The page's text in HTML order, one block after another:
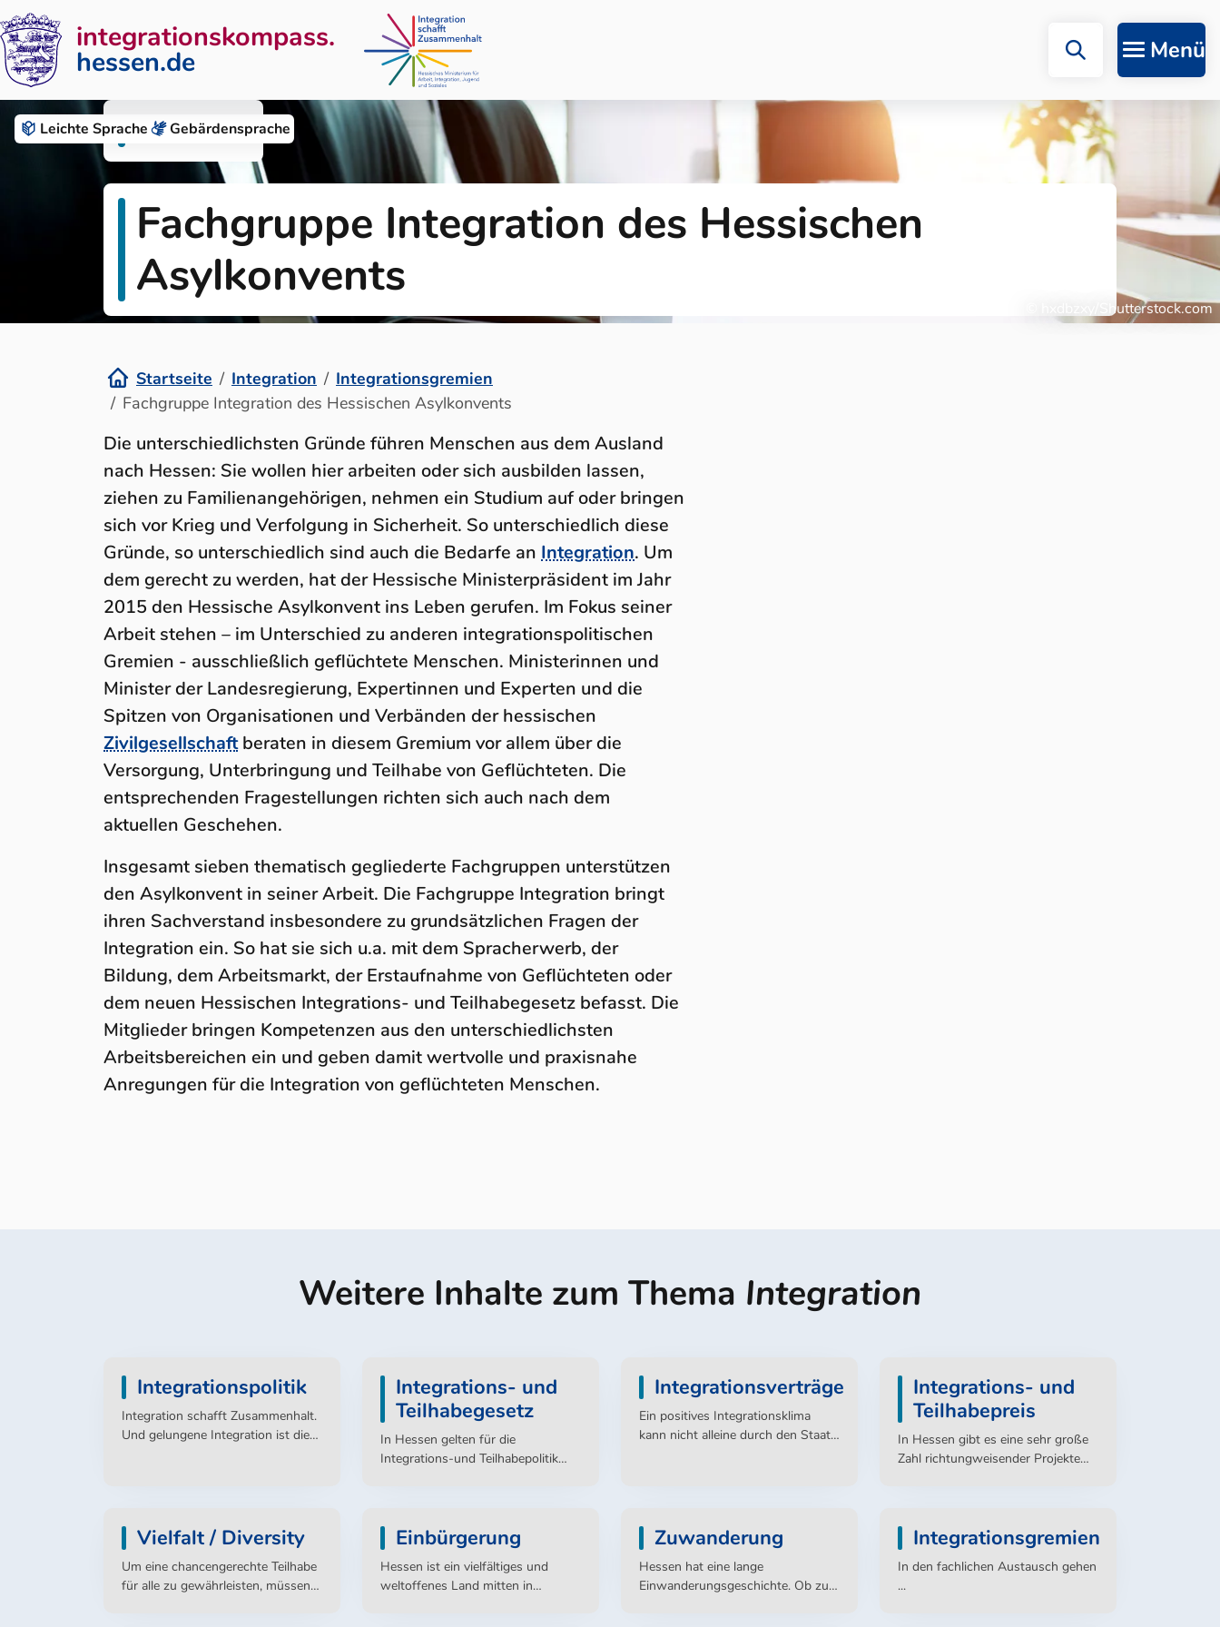
Leichte Sprache Gebärden­sprache
Zum Inhalt springen
integrationskompass.
hessen.de Menü
Integration
Fachgruppe Integration des Hessischen
Asylkonvents
© hxdbzxy/Shutterstock.com
Startseite Integration
Integrationsgremien
Fachgruppe Integration des Hessischen Asylkonvents
Fachgruppe Integration des Hessischen Asylkonvents
Die unterschiedlichsten Gründe führen Menschen aus dem Ausland
nach Hessen: Sie wollen hier arbeiten oder sich ausbilden lassen,
ziehen zu Familienangehörigen, nehmen ein Studium auf oder bringen
sich vor Krieg und Verfolgung in Sicherheit. So unterschiedlich diese
Gründe, so unterschiedlich sind auch die Bedarfe an Integration. Um
dem gerecht zu werden, hat der Hessische Ministerpräsident im Jahr
2015 den Hessische Asylkonvent ins Leben gerufen. Im Fokus seiner
Arbeit stehen – im Unterschied zu anderen integrationspolitischen
Gremien - ausschließlich geflüchtete Menschen. Ministerinnen und
Minister der Landesregierung, Expertinnen und Experten und die
Spitzen von Organisationen und Verbänden der hessischen
Zivilgesellschaftberaten in diesem Gremium vor allem über die
Versorgung, Unterbringung und Teilhabe von Geflüchteten. Die
entsprechenden Fragestellungen richten sich auch nach dem
aktuellen Geschehen.
Insgesamt sieben thematisch gegliederte Fachgruppen unterstützen
den Asylkonvent in seiner Arbeit. Die Fachgruppe Integration bringt
ihren Sachverstand insbesondere zu grundsätzlichen Fragen der
Integration ein. So hat sie sich u.a. mit dem Spracherwerb, der
Bildung, dem Arbeitsmarkt, der Erstaufnahme von Geflüchteten oder
dem neuen Hessischen Integrations- und Teilhabegesetz befasst. Die
Mitglieder bringen Kompetenzen aus den unterschiedlichsten
Arbeitsbereichen ein und geben damit wertvolle und praxisnahe
Anregungen für die Integration von geflüchteten Menschen.
Weitere Inhalte zum Thema Integration
Integrationspolitik
Integration schafft Zusammenhalt.
Und gelungene Integration ist die
Integrations- und
Teilhabegesetz
In Hessen gelten für die
Integrations-und Teilhabepolitik
Integrationsverträge
Ein positives Integrationsklima
kann nicht alleine durch den Staat
Hessische Landesregierung
Integrationsverträge mit
zivilgesellschaftlichen Partnern zu
aktuellen integrationspolitischen
Integrations- und
Teilhabepreis
In Hessen gibt es eine sehr große
Zahl richtungweisender Projekte
einmal jährlich den Hessischen
Integrationspreis. Sie prämiert
damit Maßnahmen, die durch
herausragendes Engagement die
Vielfalt / Diversity
Um eine chancengerechte Teilhabe
für alle zu gewährleisten, müssen
Einbürgerung
Hessen ist ein vielfältiges und
weltoffenes Land mitten in
Zuwanderung
Hessen hat eine lange
Einwanderungsgeschichte. Ob zum
Integrationsgremien
In den fachlichen Austausch gehen
...